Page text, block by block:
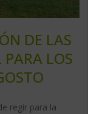
DE LAS
PARA LOS
regir para la